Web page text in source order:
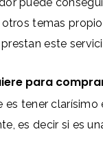
puede
temas
este
para
es tener
es decir si es